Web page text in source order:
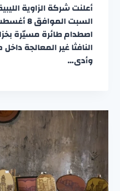
أعلنت شركة الزاوية
اصطدام طائرة مسيّرة
النافثا غير المعالجة
وأدى…